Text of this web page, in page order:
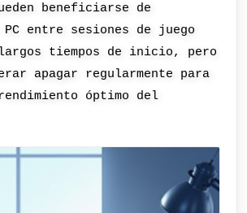
beneficiarse de
entre sesiones de juego
tiempos de inicio, pero
apagar regularmente para
óptimo del